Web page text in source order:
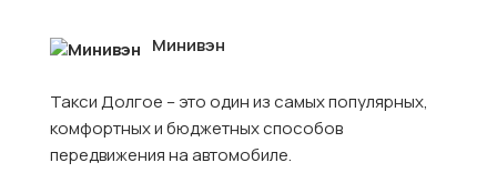
Минивэн
Такси Долгое – это один из самых популярных,
комфортных и бюджетных способов
передвижения на автомобиле.